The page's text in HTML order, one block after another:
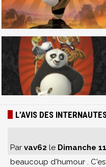
L’AVIS DES
Par vav62 le Dimanche
beaucoup d'humour .